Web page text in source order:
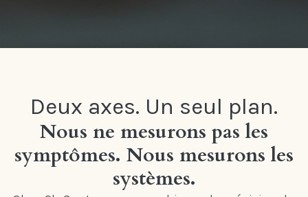
Deux axes. Un seul plan.
Nous ne mesurons pas les
symptômes. Nous mesurons les
systèmes.